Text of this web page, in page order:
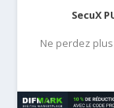
SecuX
Ne perdez